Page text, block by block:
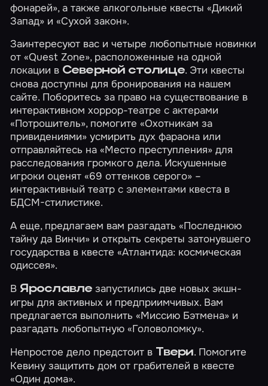
фонарей», а также алкогольные квесты«Дикий
Запад» и«Сухой закон».
Заинтересуют вас и четыре любопытные новинки
от «Quest Zone», расположенные на одной
локации в Северной столице. Эти квесты
снова доступны для бронирования на нашем
сайте. Поборитесь за право на существование в
интерактивном хоррор-театре с актерами
«Потрошитель», помогите«Охотникам за
привидениями» усмирить дух фараона или
отправляйтесь на«Место преступления» для
расследования громкого дела. Искушенные
игроки оценят«69 оттенков серого» –
интерактивный театр с элементами квеста в
БДСМ-стилистике.
А еще, предлагаем вам разгадать«Последнюю
тайну да Винчи» и открыть секреты затонувшего
государства в квесте«Атлантида: космическая
одиссея».
ВЯрославле запустились две новых экшн-
игры для активных и предприимчивых. Вам
предлагается выполнить«Миссию Бэтмена» и
разгадать любопытную«Головоломку».
Непростое дело предстоит в Твери. Помогите
Кевину защитить дом от грабителей в квесте
«Один дома».